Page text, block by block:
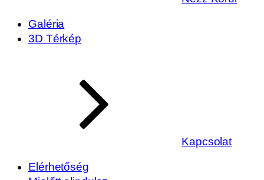
Galéria
3D Térkép
Kapcsolat
Elérhetőség